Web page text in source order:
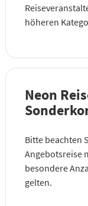
höheren
Neon
Bitte beachten
Angebotsreise
besondere
gelten.